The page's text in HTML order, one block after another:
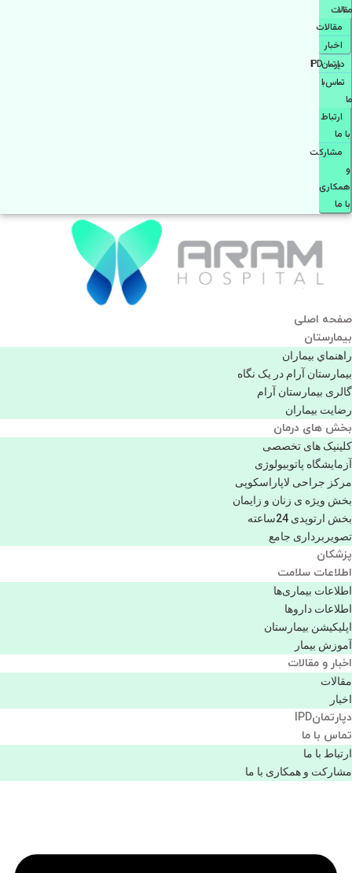
مقالات
مقالات
اخبار
دپارتمانIPD
تماس با
ما
ارتباط
با ما
مشاركت
و
همكاری
با ما
صفحه اصلی
بيمارستان
راهنماي بیماران
بیمارستان آرام در یک نگاه
گالری بیمارستان آرام
رضایت بیماران
بخش های درمان
کلینیک های تخصصی
آزمایشگاه پاتوبیولوژی
مرکز جراحی لاپاراسکوپی
بخش ویژه ی زنان و زایمان
بخش ارتوپدی 24ساعته
تصویربرداری جامع
پزشكان
اطلاعات سلامت
اطلاعات بیماری‌ها
اطلاعات دارو‌ها
اپليكيشن بيمارستان
آموزش بیمار
اخبار و مقالات
مقالات
اخبار
دپارتمانIPD
تماس با ما
ارتباط با ما
مشاركت و همكاری با ما